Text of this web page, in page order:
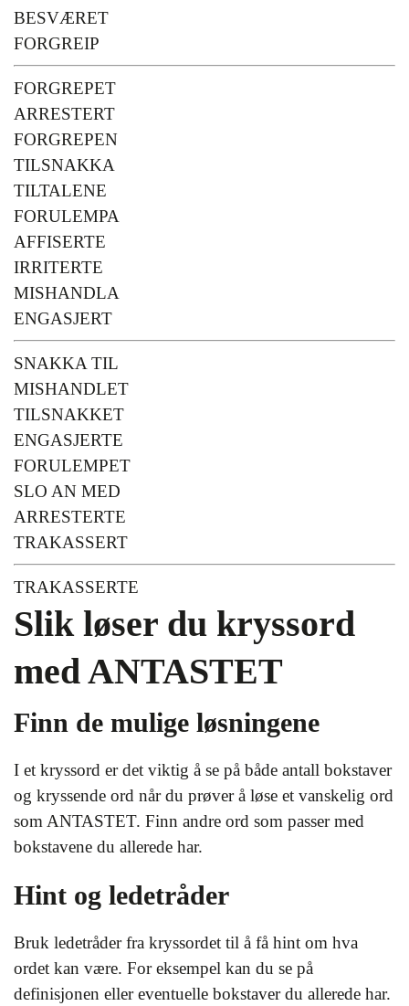
BESVÆRET
FORGREIP
FORGREPET
ARRESTERT
FORGREPEN
TILSNAKKA
TILTALENE
FORULEMPA
AFFISERTE
IRRITERTE
MISHANDLA
ENGASJERT
SNAKKA TIL
MISHANDLET
TILSNAKKET
ENGASJERTE
FORULEMPET
SLO AN MED
ARRESTERTE
TRAKASSERT
TRAKASSERTE
Slik løser du kryssord
med ANTASTET
Finn de mulige løsningene
I et kryssord er det viktig å se på både antall bokstaver
og kryssende ord når du prøver å løse et vanskelig ord
som ANTASTET. Finn andre ord som passer med
bokstavene du allerede har.
Hint og ledetråder
Bruk ledetråder fra kryssordet til å få hint om hva
ordet kan være. For eksempel kan du se på
definisjonen eller eventuelle bokstaver du allerede har.